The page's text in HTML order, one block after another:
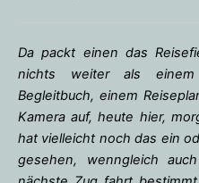
Da packt einen das
nichts weiter als einem
Begleitbuch, einem
Kamera auf, heute hier,
hat vielleicht noch das ein
gesehen, wenngleich